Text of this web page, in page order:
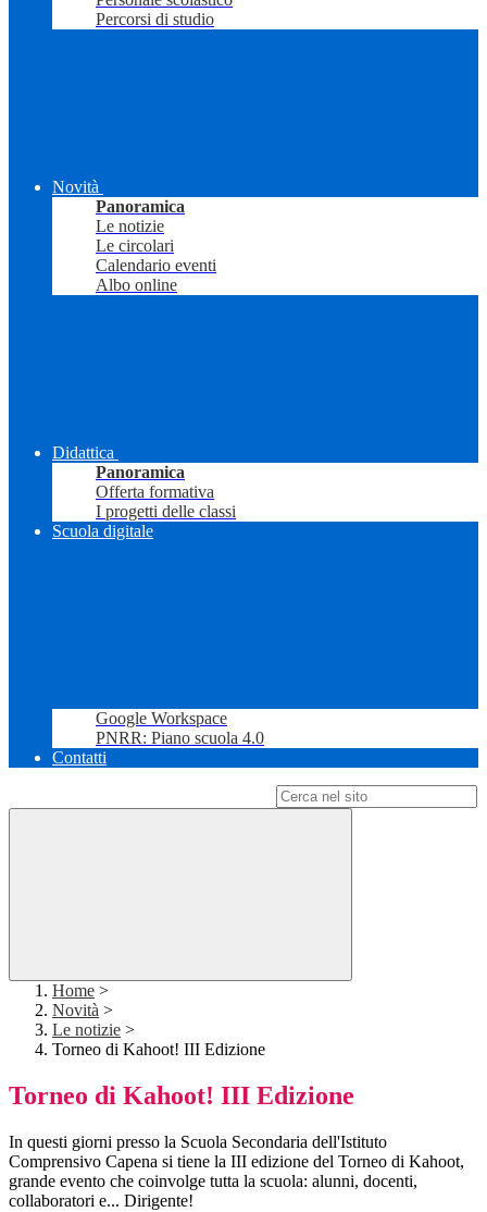
Percorsi di studio
Novità
Panoramica
Le notizie
Le circolari
Calendario eventi
Albo online
Didattica
Panoramica
Offerta formativa
I progetti delle classi
Scuola digitale
Google Workspace
PNRR: Piano scuola 4.0
Contatti
Home >
Novità >
Le notizie >
Torneo di Kahoot! III Edizione
Torneo di Kahoot! III Edizione
In questi giorni presso la Scuola Secondaria dell'Istituto
Comprensivo Capena si tiene la III edizione del Torneo di Kahoot,
grande evento che coinvolge tutta la scuola: alunni, docenti,
collaboratori e... Dirigente!